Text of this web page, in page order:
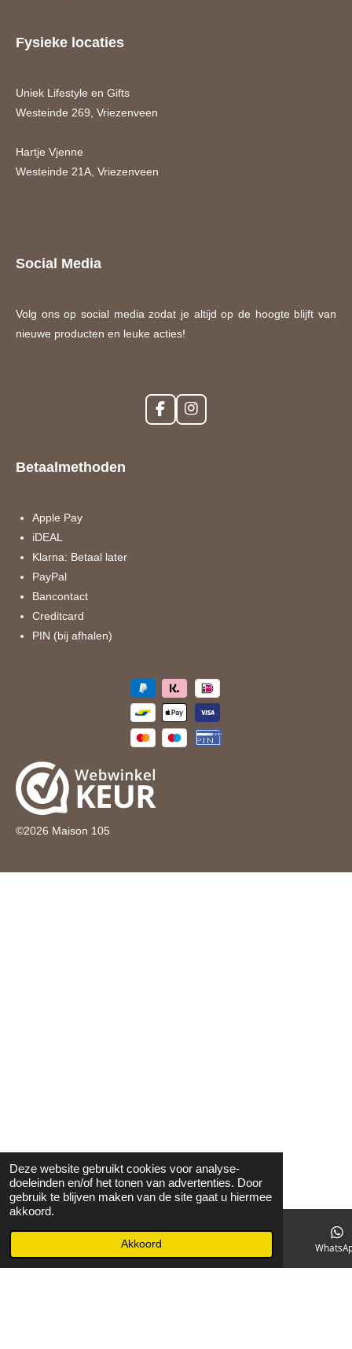
Deze website gebruikt cookies voor analyse-
doeleinden en/of het tonen van advertenties. Door
gebruik te blijven maken van de site gaat u hiermee
akkoord.
Akkoord
Fysieke locaties
Uniek Lifestyle en Gifts
Westeinde 269, Vriezenveen
Hartje Vjenne
Westeinde 21A, Vriezenveen
Social Media
Volg ons op social media zodat je altijd op de hoogte blijft van
nieuwe producten en leuke acties!
F
a
I
n
Betaalmethoden
Apple Pay
iDEAL
Klarna: Betaal later
PayPal
Bancontact
Creditcard
PIN (bij afhalen)
©2026 Maison 105